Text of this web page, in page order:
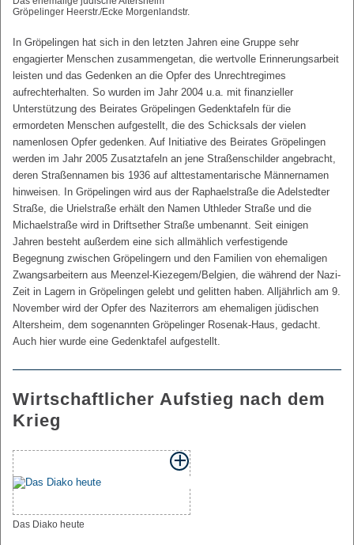
Gröpelinger Heerstr./Ecke Morgenlandstr.
In Gröpelingen hat sich in den letzten Jahren eine Gruppe sehr
engagierter Menschen zusammengetan, die wertvolle Erinnerungsarbeit
leisten und das Gedenken an die Opfer des Unrechtregimes
aufrechterhalten. So wurden im Jahr 2004 u.a. mit finanzieller
Unterstützung des Beirates Gröpelingen Gedenktafeln für die
ermordeten Menschen aufgestellt, die des Schicksals der vielen
namenlosen Opfer gedenken. Auf Initiative des Beirates Gröpelingen
werden im Jahr 2005 Zusatztafeln an jene Straßenschilder angebracht,
deren Straßennamen bis 1936 auf alttestamentarische Männernamen
hinweisen. In Gröpelingen wird aus der Raphaelstraße die Adelstedter
Straße, die Urielstraße erhält den Namen Uthleder Straße und die
Michaelstraße wird in Driftsether Straße umbenannt. Seit einigen
Jahren besteht außerdem eine sich allmählich verfestigende
Begegnung zwischen Gröpelingern und den Familien von ehemaligen
Zwangsarbeitern aus Meenzel-Kiezegem/Belgien, die während der Nazi-
Zeit in Lagern in Gröpelingen gelebt und gelitten haben. Alljährlich am 9.
November wird der Opfer des Naziterrors am ehemaligen jüdischen
Altersheim, dem sogenannten Gröpelinger Rosenak-Haus, gedacht.
Auch hier wurde eine Gedenktafel aufgestellt.
Wirtschaftlicher Aufstieg nach dem
Krieg
Das Diako heute